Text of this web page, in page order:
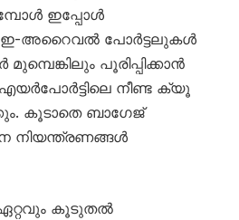
ഇപ്പോൾ
ഇ-അറൈവൽ പോർട്ടലുകൾ
പൂരിപ്പിക്കാൻ
നീണ്ട ക്യൂ
കൂടാതെ ബാഗേജ്
നിയന്ത്രണങ്ങൾ
കൂടുതൽ